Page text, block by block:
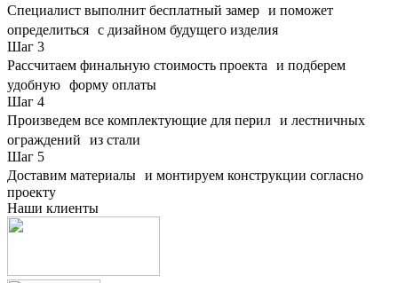
Специалист выполнит бесплатный замер и поможет
определиться с дизайном будущего изделия
Шаг 3
Рассчитаем финальную стоимость проекта и подберем
удобную форму оплаты
Шаг 4
Произведем все комплектующие для перил и лестничных
ограждений из стали
Шаг 5
Доставим материалы и монтируем конструкции согласно
проекту
Наши клиенты